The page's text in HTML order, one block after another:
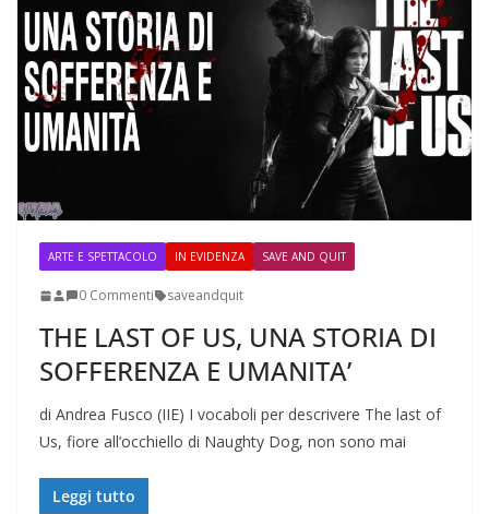
ARTE E SPETTACOLO IN EVIDENZA SAVE AND QUIT
0 Commenti saveandquit
THE LAST OF US, UNA STORIA DI
SOFFERENZA E UMANITA’
di Andrea Fusco (IIE) I vocaboli per descrivere The last of
Us, fiore all’occhiello di Naughty Dog, non sono mai
Leggi tutto